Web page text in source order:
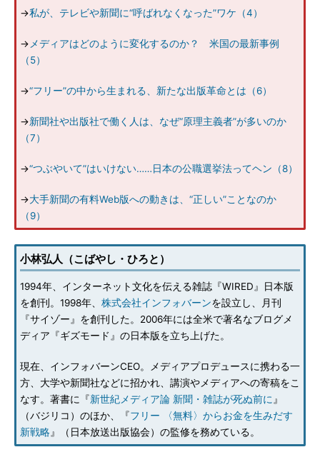
→私が、テレビや新聞に“呼ばれなくなった”ワケ（4）
→ メディアはどのように変化するのか？ 米国の最新事例
（5）
→“フリー”の中から生まれる、新たな出版革命とは（6）
→新聞社や出版社で働く人は、なぜ“原理主義者”が多いのか
（7）
→“つぶやいて”はいけない……日本の公職選挙法ってヘン（8）
→大手新聞の有料Web版への動きは、“正しい”ことなのか
（9）
小林弘人（こばやし・ひろと）
1994年、インターネット文化を伝える雑誌『WIRED』日本版
を創刊。1998年、 株式会社インフォバーンを設立し、月刊
『サイゾー』を創刊した。2006年には全米で著名なブログメ
ディア『ギズモード』の日本版を立ち上げた。
現在、インフォバーンCEO。メディアプロデュースに携わる一
方、大学や新聞社などに招かれ、講演やメディアへの寄稿をこ
なす。著書に『新世紀メディア論 新聞・雑誌が死ぬ前に 』
（バジリコ）のほか、『フリー 〈無料〉からお金を生みだす
新戦略』（日本放送出版協会）の監修を務めている。